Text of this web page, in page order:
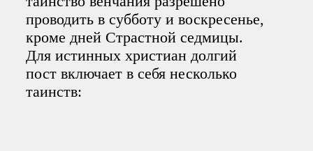
проводить в субботу и воскресенье,
кроме дней Страстной седмицы.
Для истинных христиан долгий
пост включает в себя несколько
таинств: